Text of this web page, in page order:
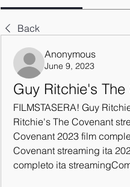
Back
Anonymous
June 9, 2023
Guy Ritchie's
FILMSTASERA! Guy
Ritchie's The Covenant
Covenant 2023 film
Covenant streaming ita
completo ita